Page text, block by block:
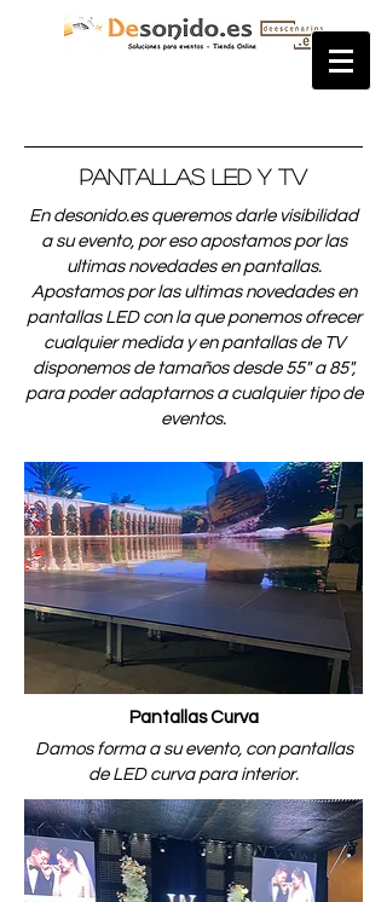
Pantallas LED y TV
En desonido.es queremos darle visibilidad
a su evento, por eso apostamos por las
ultimas novedades en pantallas.
Apostamos por las ultimas novedades en
pantallas LED con la que ponemos ofrecer
cualquier medida y en pantallas de TV
disponemos de tamaños desde 55" a 85",
para poder adaptarnos a cualquier tipo de
eventos.
Pantallas Curva
Damos forma a su evento, con pantallas
de LED curva para interior.